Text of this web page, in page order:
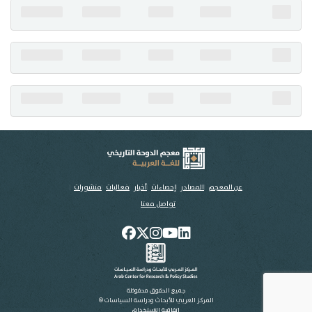
عن المعجم المصادر إحصاءات أخبار فعاليات منشورات
تواصل معنا
جميع الحقوق محفوظة
المركز العربي للأبحاث ودراسة السياسات ©